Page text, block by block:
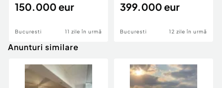
Militari
150.000 eur
Bucuresti 11 zile în urmă
399.000 eur
Bucuresti 12 zile în urmă
Anunturi similare